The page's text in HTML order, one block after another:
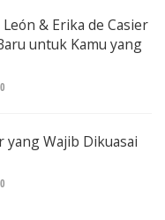
& Erika de Casier
untuk Kamu yang
0
Wajib Dikuasai
0